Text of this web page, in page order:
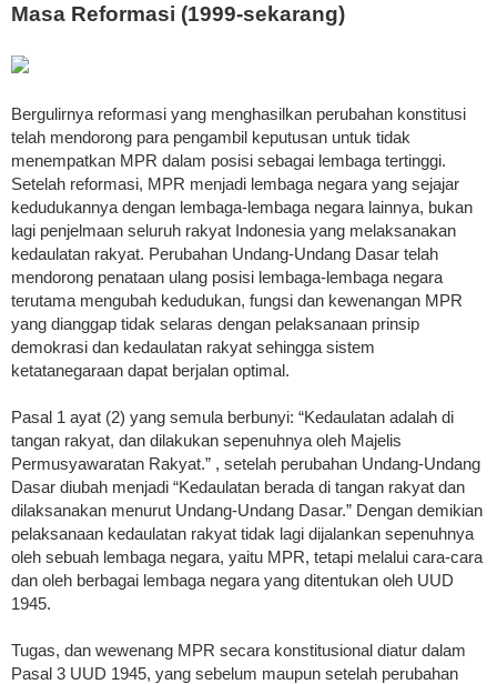
Masa Reformasi (1999-sekarang)
Bergulirnya reformasi yang menghasilkan perubahan konstitusi
telah mendorong para pengambil keputusan untuk tidak
menempatkan MPR dalam posisi sebagai lembaga tertinggi.
Setelah reformasi, MPR menjadi lembaga negara yang sejajar
kedudukannya dengan lembaga-lembaga negara lainnya, bukan
lagi penjelmaan seluruh rakyat Indonesia yang melaksanakan
kedaulatan rakyat. Perubahan Undang-Undang Dasar telah
mendorong penataan ulang posisi lembaga-lembaga negara
terutama mengubah kedudukan, fungsi dan kewenangan MPR
yang dianggap tidak selaras dengan pelaksanaan prinsip
demokrasi dan kedaulatan rakyat sehingga sistem
ketatanegaraan dapat berjalan optimal.
Pasal 1 ayat (2) yang semula berbunyi: “Kedaulatan adalah di
tangan rakyat, dan dilakukan sepenuhnya oleh Majelis
Permusyawaratan Rakyat.” , setelah perubahan Undang-Undang
Dasar diubah menjadi “Kedaulatan berada di tangan rakyat dan
dilaksanakan menurut Undang-Undang Dasar.” Dengan demikian
pelaksanaan kedaulatan rakyat tidak lagi dijalankan sepenuhnya
oleh sebuah lembaga negara, yaitu MPR, tetapi melalui cara-cara
dan oleh berbagai lembaga negara yang ditentukan oleh UUD
1945.
Tugas, dan wewenang MPR secara konstitusional diatur dalam
Pasal 3 UUD 1945, yang sebelum maupun setelah perubahan